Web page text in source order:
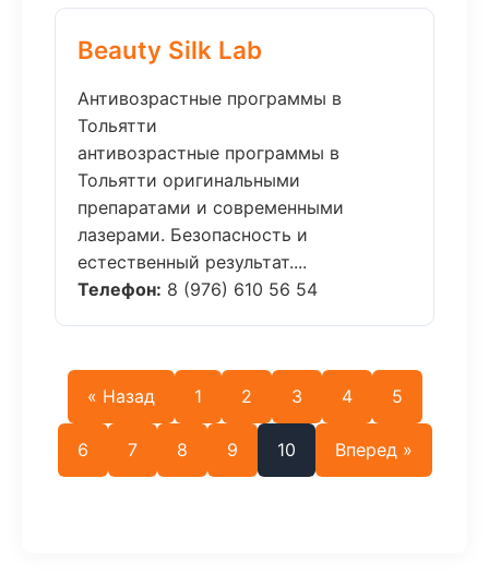
Beauty Silk Lab
Антивозрастные программы в
Тольятти
антивозрастные программы в
Тольятти оригинальными
препаратами и современными
лазерами. Безопасность и
естественный результат....
Телефон: 8 (976) 610 56 54
« Назад 1 2 3 4 5
6 7 8 9 10 Вперед »